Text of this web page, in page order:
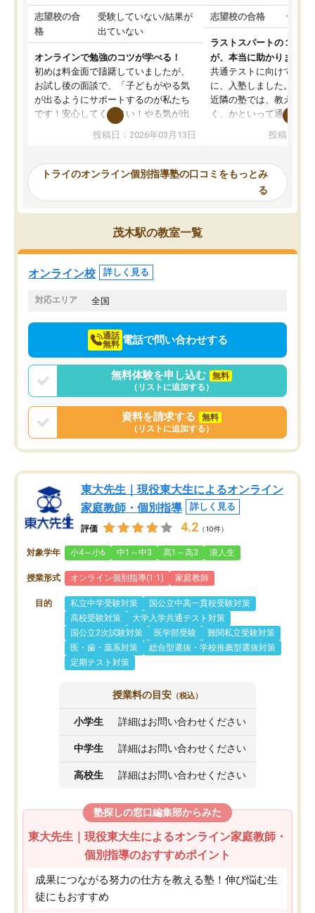
志望校の合
格
受験していない/結果が
出ていない
オンラインで勉強のコツが学べる！
初めは料金面で躊躇していましたが、
お試し後の面談で、「子どもがやる気
が出るようにサポートするのが私たち
です！安心してください！やる気が出
ないのは私たち講師の責任です」と言
ってくださり、確かに！と考えて、思
ったんですが、学生の先生から学ぶこ
み、徐々に成績が上がったらいいなと
思っていました。何が今足りないのか
を的確に指導いただき、子どももびっ
くりするほど楽しんでやる気を持って
塾を受けています。狙い通り、少しず
つ成績も上がり、苦手意識も無くなっ
てきたので、さらに苦手な数学も追加
でお願いしました。来年の高校受験に
投稿日：2026年03月13日
志望校の合格 合格
ラストスパートの１か月
が、本当に助かりました
共通テストに向けての追
に、入塾しました。田舎
近隣の塾では、教えても
く、かといって通うには
可能なので本当に助か
らないところをピンポイ
頂いて、とてもわかり
していました。一生を
スト、多少お金がかかっ
投稿日：
トライのオンライン個別指導塾の口コミをもっとみ
る
茂木駅の教室一覧
オンライン校 詳しく見る
対応エリア 全国
通話
無料 電話で問い合わせする
無料体験を申し込む
無料
（リストに追加する）
資料を請求する
無料
（リストに追加する）
東大先生｜現役東大生によるオンライン
家庭教師・個別指導
詳しく見る
評価 4.2 （10件）
対象学年 小4～小6 中1～中3 高1～高3 浪人生
授業形式 オンライン個別指導(1:1) 家庭教師
目的 私立中学受験対策
国公立中高一貫校受験対策
高校受験対策
大学入学共通テスト対策
国公立2次試験対策
医学部受験
難関私立受験対策
医・歯・薬系対策
総合型選抜・学校推薦型選抜対策
定期テスト対策
授業料の目安 （税込）
小学生 詳細はお問い合わせください
中学生 詳細はお問い合わせください
高校生 詳細はお問い合わせください
塾探しの窓口編集部からみた
東大先生｜現役東大生によるオンライン家庭教師・
個別指導のおすすめポイント
成果につながる努力の仕方を教える塾！伸び悩む生
徒にもおすすめ